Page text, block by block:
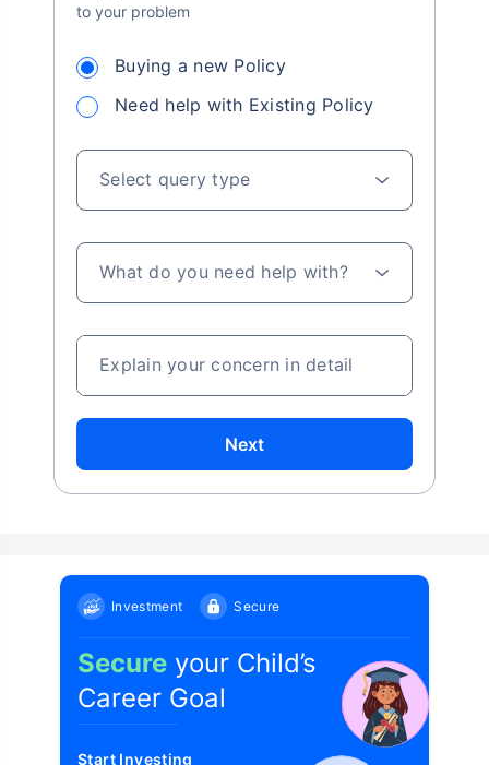
to your problem
Buying a new Policy
Need help with Existing Policy
Select query type
What do you need help with?
Explain your concern in detail
Next
Investment Secure
Secure your Child’s
Career Goal
Start Investing